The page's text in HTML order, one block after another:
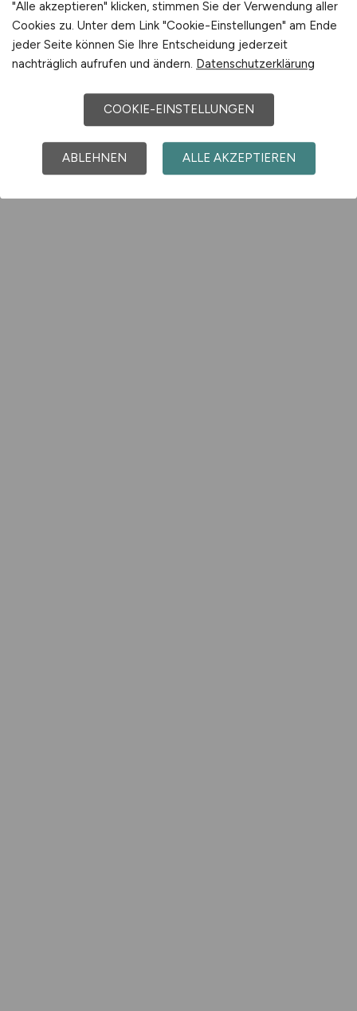
"Alle akzeptieren" klicken, stimmen Sie der Verwendung aller
Cookies zu. Unter dem Link "Cookie-Einstellungen" am Ende
jeder Seite können Sie Ihre Entscheidung jederzeit
nachträglich aufrufen und ändern. Datenschutzerklärung
COOKIE-EINSTELLUNGEN
ABLEHNEN ALLE AKZEPTIEREN